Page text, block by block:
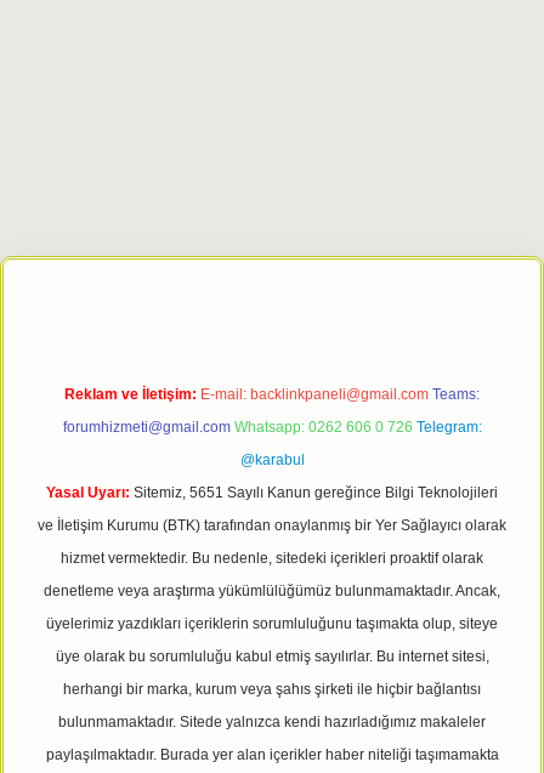
adresitulipbett.net
Reklam ve İletişim: E-mail: backlinkpaneli@gmail.com Teams:
forumhizmeti@gmail.com Whatsapp: 0262 606 0 726 Telegram:
@karabul
Yasal Uyarı: Sitemiz, 5651 Sayılı Kanun gereğince Bilgi Teknolojileri
ve İletişim Kurumu (BTK) tarafından onaylanmış bir Yer Sağlayıcı olarak
hizmet vermektedir. Bu nedenle, sitedeki içerikleri proaktif olarak
denetleme veya araştırma yükümlülüğümüz bulunmamaktadır. Ancak,
üyelerimiz yazdıkları içeriklerin sorumluluğunu taşımakta olup, siteye
üye olarak bu sorumluluğu kabul etmiş sayılırlar. Bu internet sitesi,
herhangi bir marka, kurum veya şahıs şirketi ile hiçbir bağlantısı
bulunmamaktadır. Sitede yalnızca kendi hazırladığımız makaleler
paylaşılmaktadır. Burada yer alan içerikler haber niteliği taşımamakta